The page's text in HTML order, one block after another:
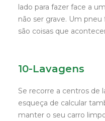
lado para fazer face a
não ser grave. Um
são coisas que
10-Lavagens
Se recorre a centros de
esqueça de calcular
manter o seu carro